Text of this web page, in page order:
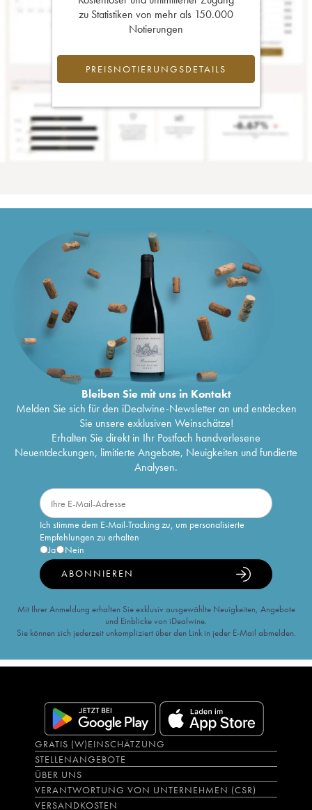
zu Statistiken von mehr als 150.000
Notierungen
PREISNOTIERUNGSDETAILS
Bleiben Sie mit uns in Kontakt
Melden Sie sich für den iDealwine-Newsletter an und entdecken
Sie unsere exklusiven Weinschätze!
Erhalten Sie direkt in Ihr Postfach handverlesene
Neuentdeckungen, limitierte Angebote, Neuigkeiten und fundierte
Analysen.
Ich stimme dem E-Mail-Tracking zu, um personalisierte
Empfehlungen zu erhalten
Ja
Nein
ABONNIEREN
Mit Ihrer Anmeldung erhalten Sie exklusiv ausgewählte Neuigkeiten, Angebote
und Einblicke von iDealwine.
Sie können sich jederzeit unkompliziert über den Link in jeder E-Mail abmelden.
GRATIS (W)EINSCHÄTZUNG
STELLENANGEBOTE
ÜBER UNS
VERANTWORTUNG VON UNTERNEHMEN (CSR)
VERSANDKOSTEN